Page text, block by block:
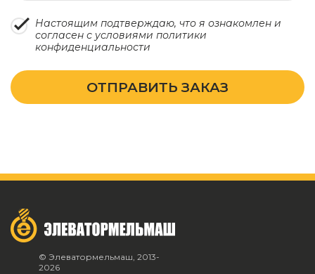
Настоящим подтверждаю, что я ознакомлен и
согласен с условиями политики
конфиденциальности
ОТПРАВИТЬ ЗАКАЗ
© Элеватормельмаш, 2013-
2026